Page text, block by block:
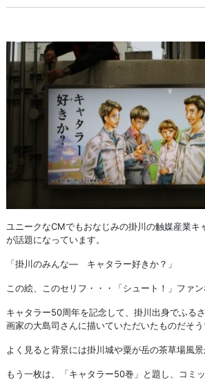
ユニークなCMでもおなじみの掛川の触媒産業キ
が話題になっています。
「掛川のみんな― キャタラー好きか？」
この絵、このセリフ・・・「シュート！」ファ
キャタラー50周年を記念して、掛川出身でふる
画家の大島司さんに描いていただいたものだそう
よく見ると背景には掛川城や粟が岳の茶草場風
もう一枚は、「キャタラー50巻」と題し、コミ